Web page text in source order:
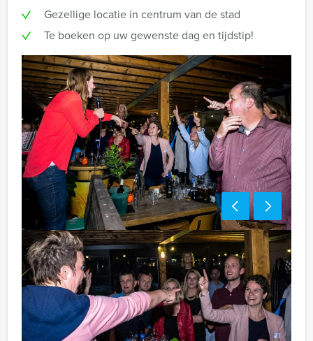
Gezellige locatie in centrum van de stad
Te boeken op uw gewenste dag en tijdstip!
Handige tip:
Niet telkens uw knip hoeven trekken om uw drankje af
te rekenen tijdens uw lunch? Voor € 13,50 per persoon
per uur (excl. BTW) kunt u gebruikmaken van het
drankarrangement, waarbij u onbeperkt kunt genieten